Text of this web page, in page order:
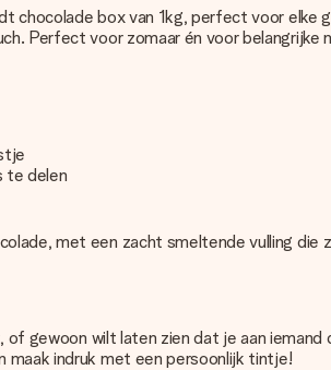
chocolade box van 1kg, perfect voor elke
Perfect voor zomaar én voor
te delen
met een zacht smeltende vulling
gewoon wilt laten zien dat je aan
maak indruk met een persoonlijk tintje!